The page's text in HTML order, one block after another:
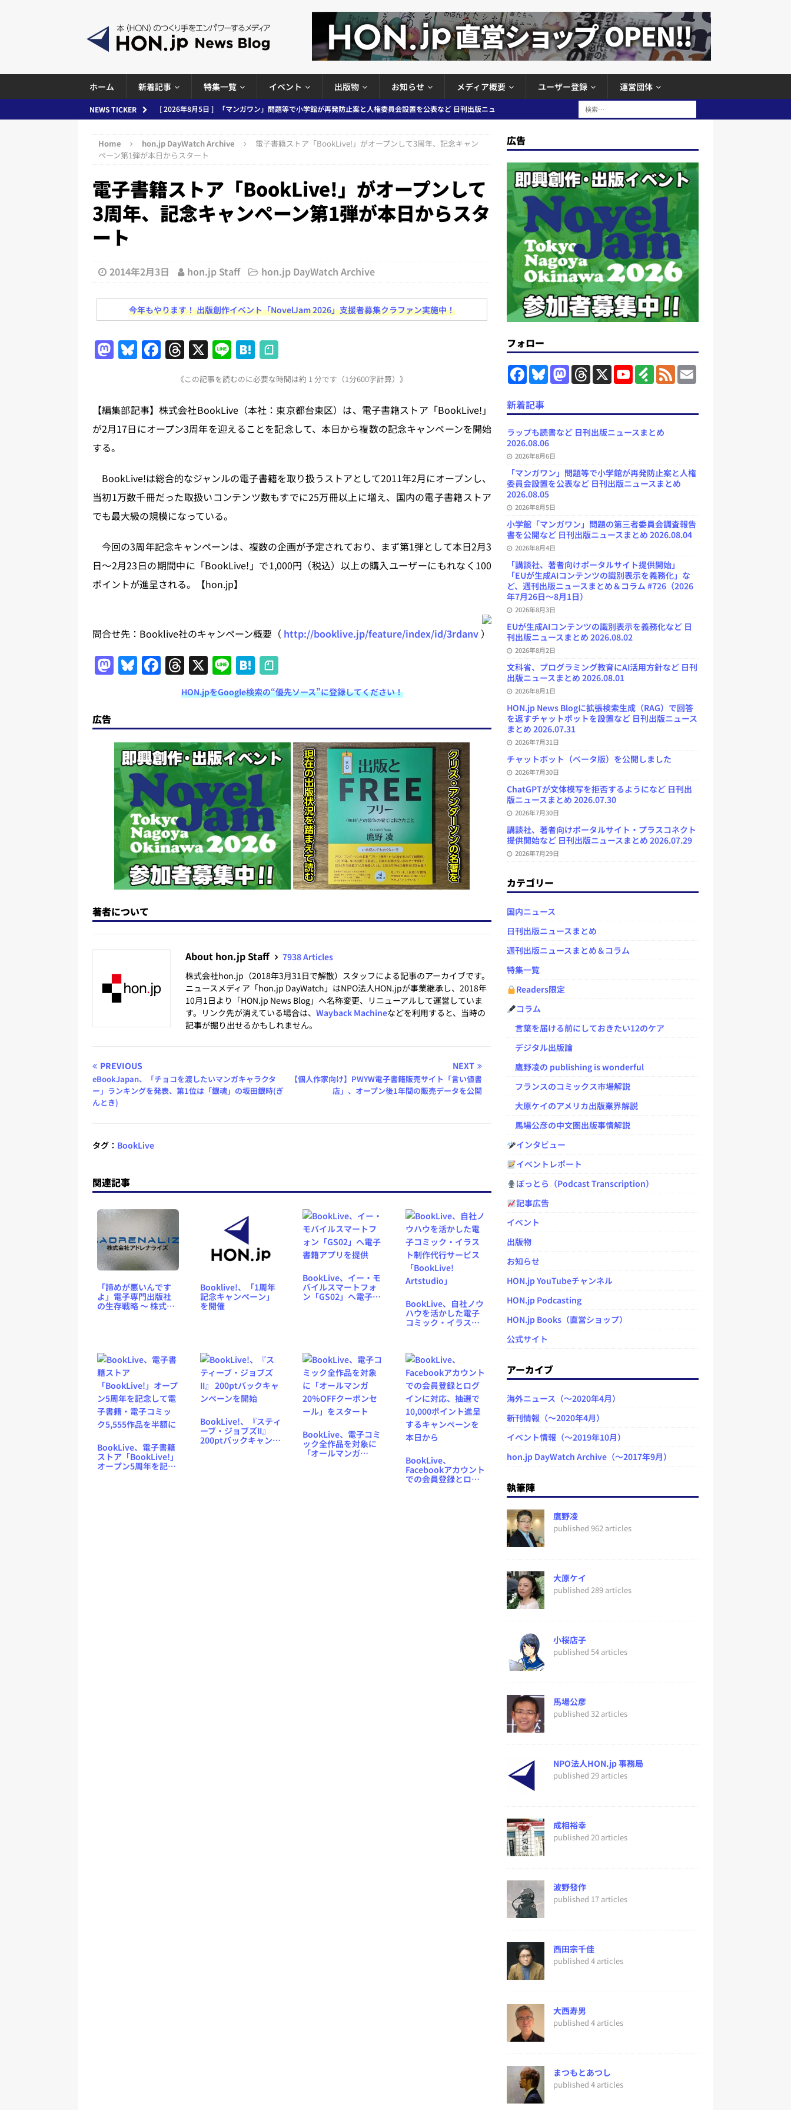
ホーム 新着記事 特集一覧 イベント 出版物 お知らせ メディア概要 ユーザー登録 運営団体
NEWS TICKER [ 2026年8月5日 ]
「マンガワン」問題等で小学館が再発防止案と人権委員会設置を公表など 日刊出版ニュ
[ 2026年8月4日 ]
小学館「マンガワン」問題の第三者委員会調査報告書を公開など 日刊出版ニュースまと
[ 2026年8月3日 ]
とめ＆コラム
[ 2026年8月2日 ] EUが生成AIコンテンツの識別表示を義務化など 日刊出版ニュースまとめ 2026.08.02
日刊出版ニュースまとめ
日刊出版ニュースまとめ 2026.07.31
日刊出版ニュースまとめ
[ 2026年7月30日 ] ChatGPTが文体模写を拒否するようになど 日刊出版ニュースまとめ 2026.07.30
とめ 2026.07.29
日刊出版ニュースまとめ
[ 2026年8月6日 ] ラップも読書など 日刊出版ニュースまとめ 2026.08.06 日刊出版ニュースまとめ
Home hon.jp DayWatch Archive
電子書籍ストア「BookLive!」がオープンして3周年、記念キャン
ペーン第1弾が本日からスタート
電子書籍ストア「BookLive!」がオープンして
3周年、記念キャンペーン第1弾が本日からスタ
ート
2014年2月3日 hon.jp Staff hon.jp DayWatch Archive
今年もやります！ 出版創作イベント「NovelJam 2026」支援者募集クラファン実施中！
M
o
d
o
Bl
s
k
F
e
b
k
T
re
a
d
X Li
n
e
H
at
e
n
a
《この記事を読むのに必要な時間は約 1 分です（1分600字計算）》
【編集部記事】株式会社BookLive（本社：東京都台東区）は、電子書籍ストア「BookLive!」
が2月17日にオープン3周年を迎えることを記念して、本日から複数の記念キャンペーンを開始
する。
BookLive!は総合的なジャンルの電子書籍を取り扱うストアとして2011年2月にオープンし、
当初1万数千冊だった取扱いコンテンツ数もすでに25万冊以上に増え、国内の電子書籍ストア
でも最大級の規模になっている。
今回の3周年記念キャンペーンは、複数の企画が予定されており、まず第1弾として本日2月3
日〜2月23日の期間中に「BookLive!」で1,000円（税込）以上の購入ユーザーにもれなく100
ポイントが進呈される。【hon.jp】
問合せ先：Booklive社のキャンペーン概要（ http://booklive.jp/feature/index/id/3rdanv ）
M
a
o
d
o
n
Bl
u
s
k
y
F
a
e
b
o
o
k
T
h
re
a
d
s
X Li
n
e
H
at
e
n
a
HON.jpをGoogle検索の“優先ソース”に登録してください！
広告
著者について
About hon.jp Staff
7938 Articles
株式会社hon.jp（2018年3月31日で解散）スタッフによる記事のアーカイブです。
ニュースメディア「hon.jp DayWatch」はNPO法人HON.jpが事業継承し、2018年
10月1日より「HON.jp News Blog」へ名称変更、リニューアルして運営していま
す。リンク先が消えている場合は、 Wayback Machineなどを利用すると、当時の
記事が掘り出せるかもしれません。
PREVIOUS
eBookJapan、「チョコを渡したいマンガキャラクタ
ー」ランキングを発表、第1位は「銀魂」の坂田銀時(ぎ
んとき)
NEXT
【個人作家向け】PWYW電子書籍販売サイト「言い値書
店」、オープン後1年間の販売データを公開
タグ： BookLive
関連記事
「諦めが悪いんです
よ」電子専門出版社
の生存戦略 ～ 株式会
Booklive!、「1周年
記念キャンペーン」
を開催
BookLive、イー・モ
バイルスマートフォ
ン「GS02」へ電子書
BookLive、自社ノウ
ハウを活かした電子
コミック・イラスト
Artstudio」
BookLive、電子書籍
ストア「BookLive!」
オープン5周年を記念
BookLive!、『スティ
ーブ・ジョブズII』
200ptバックキャンペ
BookLive、電子コミ
ック全作品を対象に
「オールマンガ
BookLive、
Facebookアカウント
での会員登録とログ
広告
フォロー
F
a
e
b
o
o
k
B
l
k
y
M
a
d
o
n
T
h
d
s
X
Y
o
b
C
n
e
F
e
y
F
e
E
m
新着記事
ラップも読書など 日刊出版ニュースまとめ
2026.08.06
2026年8月6日
「マンガワン」問題等で小学館が再発防止案と人権
委員会設置を公表など 日刊出版ニュースまとめ
2026.08.05
2026年8月5日
小学館「マンガワン」問題の第三者委員会調査報告
書を公開など 日刊出版ニュースまとめ 2026.08.04
2026年8月4日
「講談社、著者向けポータルサイト提供開始」
「EUが生成AIコンテンツの識別表示を義務化」な
ど、週刊出版ニュースまとめ＆コラム #726（2026
年7月26日～8月1日）
2026年8月3日
EUが生成AIコンテンツの識別表示を義務化など 日
刊出版ニュースまとめ 2026.08.02
2026年8月2日
文科省、プログラミング教育にAI活用方針など 日刊
出版ニュースまとめ 2026.08.01
2026年8月1日
HON.jp News Blogに拡張検索生成（RAG）で回答
を返すチャットボットを設置など 日刊出版ニュース
まとめ 2026.07.31
2026年7月31日
チャットボット（ベータ版）を公開しました
2026年7月30日
ChatGPTが文体模写を拒否するようになど 日刊出
版ニュースまとめ 2026.07.30
2026年7月30日
講談社、著者向けポータルサイト・プラスコネクト
提供開始など 日刊出版ニュースまとめ 2026.07.29
2026年7月29日
カテゴリー
国内ニュース
日刊出版ニュースまとめ
週刊出版ニュースまとめ＆コラム
特集一覧
Readers限定
コラム
言葉を届ける前にしておきたい12のケア
デジタル出版論
鷹野凌の publishing is wonderful
フランスのコミックス市場解説
大原ケイのアメリカ出版業界解説
馬場公彦の中文圏出版事情解説
インタビュー
イベントレポート
ぽっとら（Podcast Transcription）
記事広告
イベント
出版物
お知らせ
HON.jp YouTubeチャンネル
HON.jp Podcasting
HON.jp Books（直営ショップ）
公式サイト
アーカイブ
海外ニュース（～2020年4月）
新刊情報（～2020年4月）
イベント情報（～2019年10月）
hon.jp DayWatch Archive（～2017年9月）
執筆陣
鷹野凌
published 962 articles
大原ケイ
published 289 articles
小桜店子
published 54 articles
馬場公彦
published 32 articles
NPO法人HON.jp 事務局
published 29 articles
成相裕幸
published 20 articles
波野發作
published 17 articles
西田宗千佳
published 4 articles
大西寿男
published 4 articles
まつもとあつし
published 4 articles